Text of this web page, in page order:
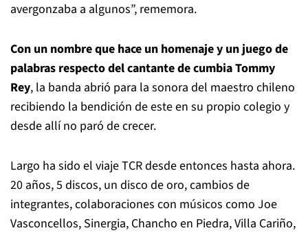
avergonzaba a algunos”, rememora.
Con un nombre que hace un homenaje y un juego de
palabras respecto del cantante de cumbia Tommy
Rey, la banda abrió para la sonora del maestro chileno
recibiendo la bendición de este en su propio colegio y
desde allí no paró de crecer.
Largo ha sido el viaje TCR desde entonces hasta ahora.
20 años, 5 discos, un disco de oro, cambios de
integrantes, colaboraciones con músicos como Joe
Vasconcellos, Sinergia, Chancho en Piedra, Villa Cariño,